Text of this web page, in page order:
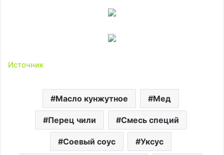
Источник
Масло кунжутное Мед
Перец чили Смесь специй
Соевый соус Уксус